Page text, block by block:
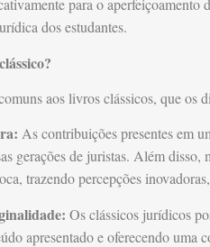
para o aperfeiçoamento
dos estudantes.
aos livros clássicos, que os
As contribuições presentes em
gerações de juristas. Além
trazendo percepções
Os clássicos jurídicos
apresentado e oferecendo uma